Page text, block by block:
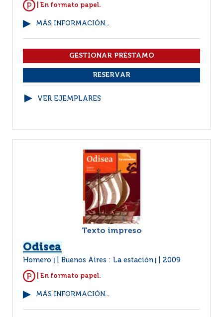
| En formato papel.
MÁS INFORMACIÓN...
VER EJEMPLARES
Texto impreso
Odisea
Homero Buenos Aires : La estación 2009
| En formato papel.
MÁS INFORMACIÓN...